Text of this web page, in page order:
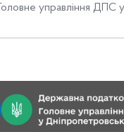
Головне управління ДПС